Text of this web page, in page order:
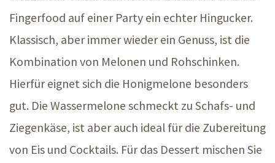
Fingerfood auf einer Party ein echter Hingucker.
Klassisch, aber immer wieder ein Genuss, ist die
Kombination von Melonen und Rohschinken.
Hierfür eignet sich die Honigmelone besonders
gut. Die Wassermelone schmeckt zu Schafs- und
Ziegenkäse, ist aber auch ideal für die Zubereitung
von Eis und Cocktails. Für das Dessert mischen Sie